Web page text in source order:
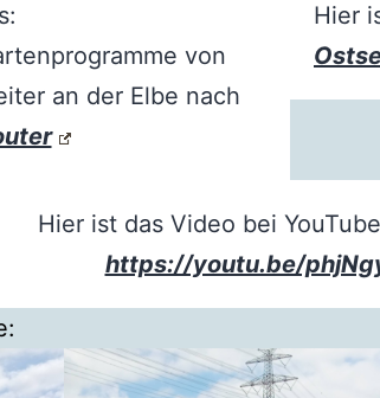
von
an der Elbe nach
Hier
Hier ist das Video bei
https://youtu.be/